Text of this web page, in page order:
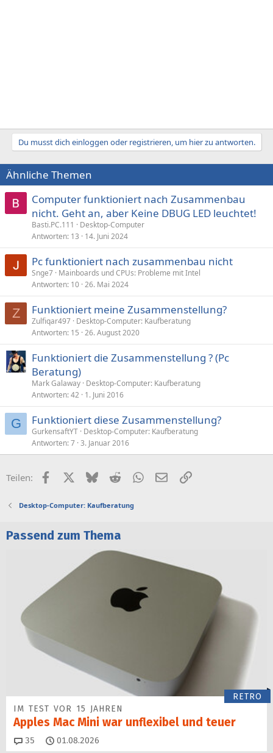
Du musst dich einloggen oder registrieren, um hier zu antworten.
Ähnliche Themen
Computer funktioniert nach Zusammenbau
nicht. Geht an, aber Keine DBUG LED leuchtet!
Basti.PC.111
Desktop-Computer
Antworten 13 14. Juni 2024
Pc funktioniert nach zusammenbau nicht
Snge7 Mainboards und CPUs: Probleme mit Intel
Antworten 10 26. Mai 2024
Z Funktioniert meine Zusammenstellung?
Zulfiqar497 Desktop-Computer: Kaufberatung
Antworten 15 26. August 2020
Funktioniert die Zusammenstellung ? (Pc
Beratung)
Mark Galaway Desktop-Computer: Kaufberatung
Antworten 42 1. Juni 2016
G Funktioniert diese Zusammenstellung?
GurkensaftYT Desktop-Computer: Kaufberatung
Antworten 7 3. Januar 2016
Teilen: FacebookX (Twitter)
BlueskyRedditWhatsApp
E-MailLink
Desktop-Computer: Kaufberatung
Passend zum Thema
RETRO
IM TEST VOR 15 JAHREN
Apples Mac Mini war unflexibel und teuer
35 Kommentare
01.08.2026